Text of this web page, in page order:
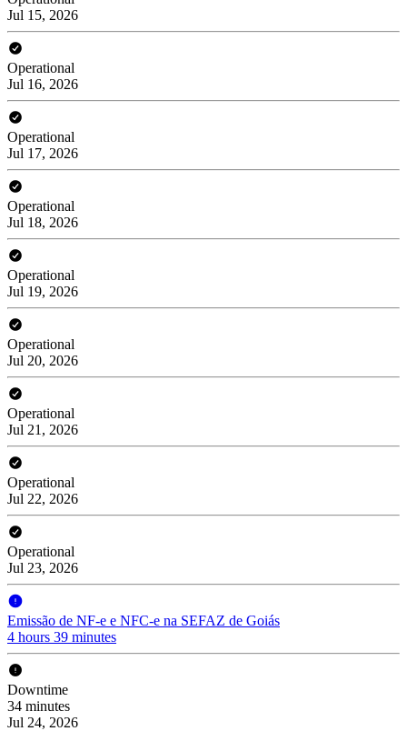
Jul 15, 2026
Operational
Jul 16, 2026
Operational
Jul 17, 2026
Operational
Jul 18, 2026
Operational
Jul 19, 2026
Operational
Jul 20, 2026
Operational
Jul 21, 2026
Operational
Jul 22, 2026
Operational
Jul 23, 2026
Emissão de NF-e e NFC-e na SEFAZ de Goiás
4 hours 39 minutes
Downtime
34 minutes
Jul 24, 2026